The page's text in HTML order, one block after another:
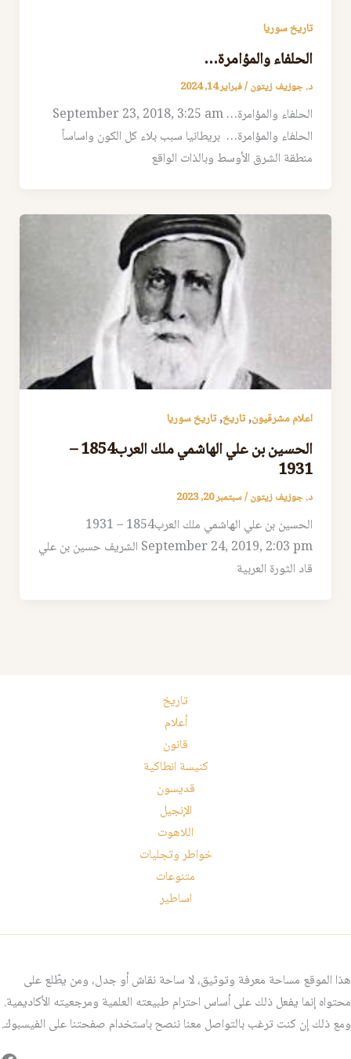
تاريخ سوريا
الحلفاء والمؤامرة…
د. جوزيف زيتون/فبراير 14, 2024
الحلفاء والمؤامرة… September 23, 2018, 3:25 am
الحلفاء والمؤامرة… بريطانيا سبب بلاء كل الكون واساساً
منطقة الشرق الأوسط وبالذات الواقع
اعلام مشرقيون,تاريخ,تاريخ سوريا
الحسين بن علي الهاشمي ملك العرب1854 –
1931
د. جوزيف زيتون/سبتمبر 20, 2023
الحسين بن علي الهاشمي ملك العرب1854 – 1931
September 24, 2019, 2:03 pm الشريف حسين بن علي
قاد الثورة العربية
تاريخ
أعلام
قانون
كنيسة انطاكية
قديسون
الإنجيل
اللاهوت
خواطر وتجليات
متنوعات
اساطير
هذا الموقع مساحة معرفة وتوثيق، لا ساحة نقاش أو جدل، ومن يطّلع على
محتواه إنما يفعل ذلك على أساس احترام طبيعته العلمية ومرجعيته الأكاديمية.
ومع ذلك إن كنت ترغب بالتواصل معنا ننصح باستخدام صفحتنا على الفيسبوك.